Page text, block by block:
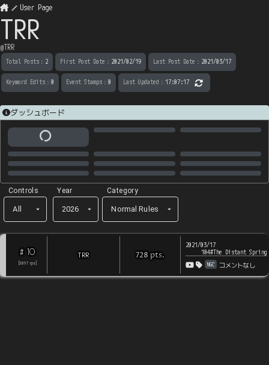
User Page
TRR
@TRR
Total Posts ： 2 First Post Date ： 2021/02/19 Last Post Date ： 2021/03/17
Keyword Edits ： 0 Event Stamps ： 0 Last Updated ： 17:07:17
ダッシュボード
Controls
All
Year
2026
Category
Normal Rules
# 10
3897 rps
TRR 728 pts.
2021/03/17
104#The Distant Spring
NGC コメントなし